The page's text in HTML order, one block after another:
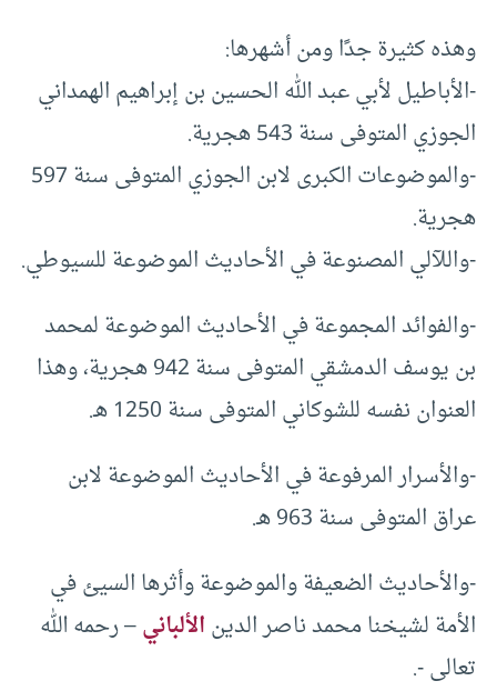
وهذه كثيرة جدًا ومن أشهرها:
-الأباطيل لأبي عبد الله الحسين بن إبراهيم الهمداني
الجوزي المتوفى سنة 543 هجرية.
-والموضوعات الكبرى لابن الجوزي المتوفى سنة 597
هجرية.
-واللآلي المصنوعة في الأحاديث الموضوعة للسيوطي.
-والفوائد المجموعة في الأحاديث الموضوعة لمحمد
بن يوسف الدمشقي المتوفى سنة 942 هجرية، وهذا
العنوان نفسه للشوكاني المتوفى سنة 1250 هـ.
-والأسرار المرفوعة في الأحاديث الموضوعة لابن
عراق المتوفى سنة 963 هـ.
-والأحاديث الضعيفة والموضوعة وأثرها السيئ في
الأمة لشيخنا محمد ناصر الدينالألباني– رحمه الله
تعالى -.